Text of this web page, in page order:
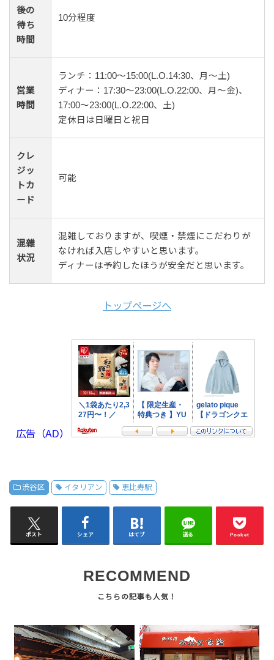
後の
待ち
時間
10分程度
営業
時間
ランチ：11:00～15:00(L.O.14:30、月～土)
ディナー：17:30～23:00(L.O.22:00、月～金)、
17:00～23:00(L.O.22:00、土)
定休日は日曜日と祝日
クレ
ジッ
トカ
ード
可能
混雜
状況
混雑しておりますが、喫煙・禁煙にこだわりが
なければ入店しやすいと思います。
ディナーは予約したほうが安全だと思います。
トップページへ
広告（AD）
渋谷区 イタリアン 恵比寿駅
ポスト シェア はてブ 送る Pocket
RECOMMEND